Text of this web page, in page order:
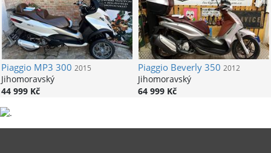
PiaggioMP3 300 2015
Jihomoravský
44 999 Kč
PiaggioBeverly 350 2012
Jihomoravský
64 999 Kč